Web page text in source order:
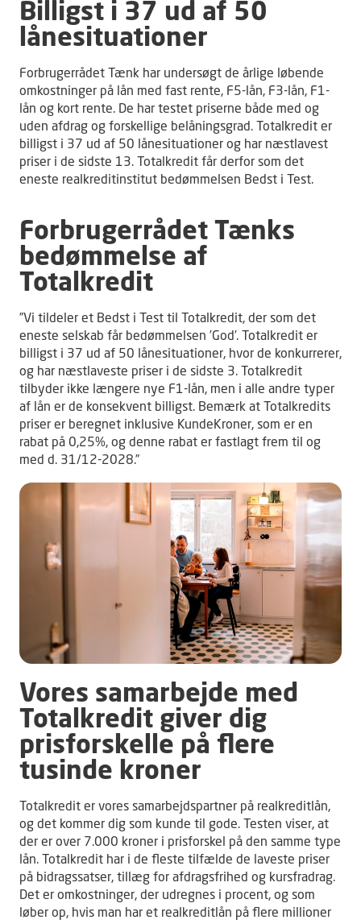
Billigst i 37 ud af 50
lånesituationer
Forbrugerrådet Tænk har undersøgt de årlige løbende
omkostninger på lån med fast rente, F5-lån, F3-lån, F1-
lån og kort rente. De har testet priserne både med og
uden afdrag og forskellige belåningsgrad. Totalkredit er
billigst i 37 ud af 50 lånesituationer og har næstlavest
priser i de sidste 13. Totalkredit får derfor som det
eneste realkreditinstitut bedømmelsen Bedst i Test.
Forbrugerrådet Tænks
bedømmelse af
Totalkredit
”Vi tildeler et Bedst i Test til Totalkredit, der som det
eneste selskab får bedømmelsen ’God’. Totalkredit er
billigst i 37 ud af 50 lånesituationer, hvor de konkurrerer,
og har næstlaveste priser i de sidste 3. Totalkredit
tilbyder ikke længere nye F1-lån, men i alle andre typer
af lån er de konsekvent billigst. Bemærk at Totalkredits
priser er beregnet inklusive KundeKroner, som er en
rabat på 0,25%, og denne rabat er fastlagt frem til og
med d. 31/12-2028.”
Vores samarbejde med
Totalkredit giver dig
prisforskelle på flere
tusinde kroner
Totalkredit er vores samarbejdspartner på realkreditlån,
og det kommer dig som kunde til gode. Testen viser, at
der er over 7.000 kroner i prisforskel på den samme type
lån. Totalkredit har i de fleste tilfælde de laveste priser
på bidragssatser, tillæg for afdragsfrihed og kursfradrag.
Det er omkostninger, der udregnes i procent, og som
løber op, hvis man har et realkreditlån på flere millioner